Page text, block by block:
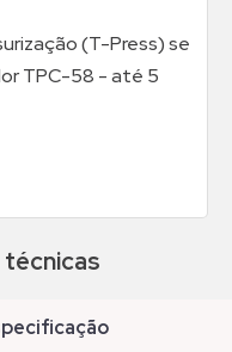
(T-Press) se
TPC-58 - até 5